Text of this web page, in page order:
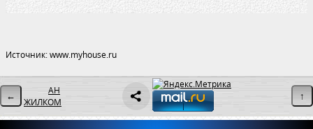
Источник: www.myhouse.ru
←
АН
ЖИЛКОМ
↑